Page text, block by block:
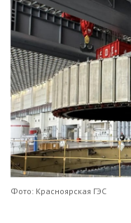
Фото: Красноярская ГЭС